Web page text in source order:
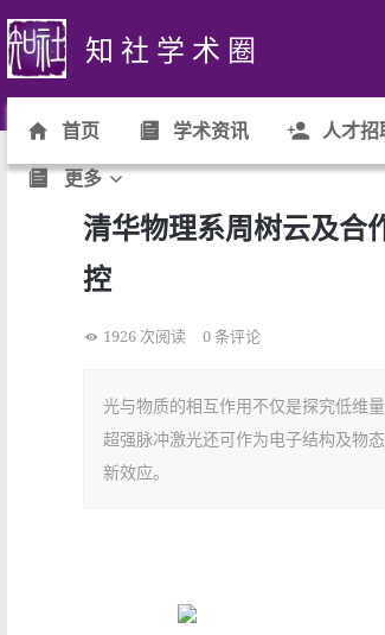
知 社 学 术 圈
首页 学术资讯 人才招
更多
清华物理系周树云及合
控
1926 次阅读 0 条评论
光与物质的相互作用不仅是探究低维
超强脉冲激光还可作为电子结构及物
新效应。